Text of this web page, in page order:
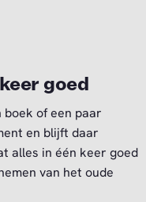
goed
boek of een paar
en blijft daar
alles in één keer goed
van het oude